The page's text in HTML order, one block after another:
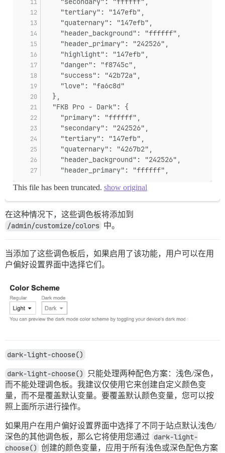
    "tertiary": "147efb",
    "quaternary": "147efb",
    "header_background": "ffffff",
    "header_primary": "242526",
    "highlight": "147efb",
    "danger": "f8745c",
    "success": "42b72a",
    "love": "fa6c8d"
  },
  "FKB Pro - Dark": {
    "primary": "ffffff",
    "secondary": "242526",
    "tertiary": "147efb",
    "quaternary": "4267b2",
    "header_background": "242526",
    "header_primary": "ffffff",
This file has been truncated. show original
在这种情况下，这些调色板将添加到
/admin/customize/colors 中。
当添加了这些调色板后，如果启用了该功能，用户可以在用
户偏好设置界面中选择它们。
dark-light-choose()
dark-light-choose()
只能处理两种配色方案：浅色/深色，
而不能处理调色板。我建议仅使用它来创建自定义颜色变
量，而不是覆盖默认变量。要覆盖默认颜色变量，您可以按
照上面所示进行操作。
如果用户在用户偏好设置界面中选择了不同于站点默认浅色/
深色的其他调色板，那么它将使用您通过 dark-light-
choose() 创建的颜色变量，应用于所有浅色或深色配色方案